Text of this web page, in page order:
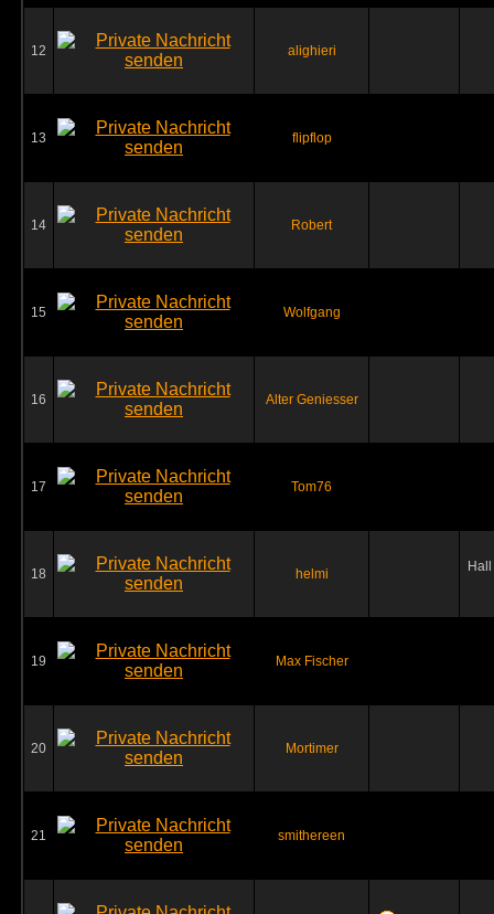
12 alighieri
13 flipflop
14 Robert
15 Wolfgang
16 Alter Geniesser
17 Tom76
18 helmi
19 Max Fischer
20 Mortimer
21 smithereen